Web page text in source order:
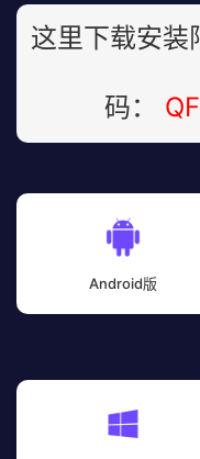
这里下载安装
码：
Android版